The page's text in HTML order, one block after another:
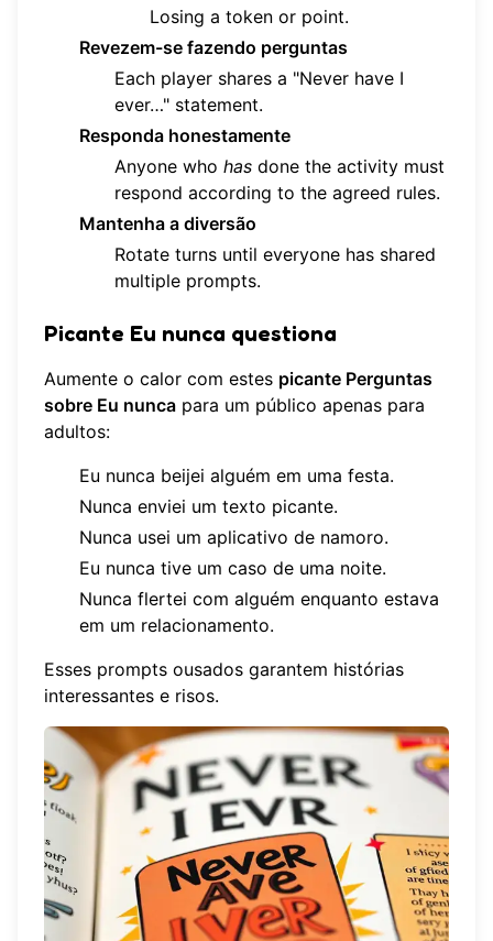
Losing a token or point.
Revezem-se fazendo perguntas
Each player shares a "Never have I
ever…" statement.
Responda honestamente
Anyone who has done the activity must
respond according to the agreed rules.
Mantenha a diversão
Rotate turns until everyone has shared
multiple prompts.
Picante Eu nunca questiona
Aumente o calor com estes picante Perguntas
sobre Eu nunca para um público apenas para
adultos:
Eu nunca beijei alguém em uma festa.
Nunca enviei um texto picante.
Nunca usei um aplicativo de namoro.
Eu nunca tive um caso de uma noite.
Nunca flertei com alguém enquanto estava
em um relacionamento.
Esses prompts ousados garantem histórias
interessantes e risos.